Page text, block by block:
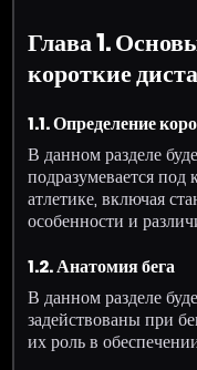
Глава 1.
короткие
1.1. Определение
В данном разделе
подразумевается
атлетике, включая
особенности и
1.2. Анатомия бега
В данном разделе
задействованы при
их роль в